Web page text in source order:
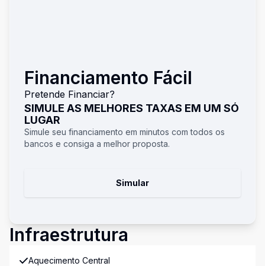
Financiamento Fácil
Pretende Financiar?
SIMULE AS MELHORES TAXAS EM UM SÓ
LUGAR
Simule seu financiamento em minutos com todos os
bancos e consiga a melhor proposta.
Simular
Infraestrutura
Aquecimento Central